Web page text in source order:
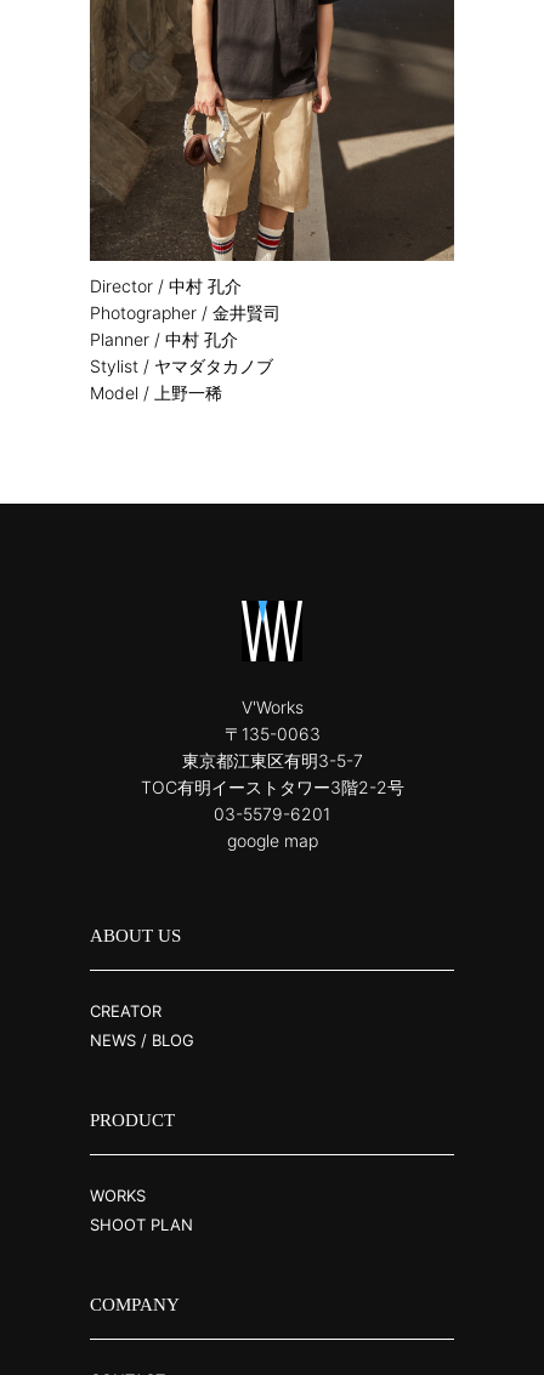
Director / 中村 孔介
Photographer / 金井賢司
Planner / 中村 孔介
Stylist / ヤマダタカノブ
Model / 上野一稀
V'Works
〒135-0063
東京都江東区有明3-5-7
TOC有明イーストタワー3階2-2号
03-5579-6201
google map
ABOUT US
CREATOR
NEWS / BLOG
PRODUCT
WORKS
SHOOT PLAN
COMPANY